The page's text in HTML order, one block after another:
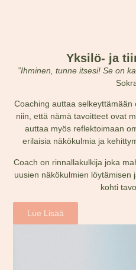
Yksilö- ja
”Ihminen, tunne itsesi! Se on
Coaching auttaa
niin, että nämä tavoitteet ovat
auttaa myös reflektoimaan
erilaisia näkökulmia ja
Coach on rinnallakulkija joka
uusien näkökulmien löytämisen
kohti
Lue Lisää